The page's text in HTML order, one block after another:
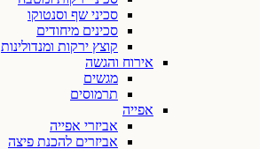
סכיני שף וסנטוקו
סכינים מיחודים
קוצץ ירקות ומנדולינות
אירוח והגשה
מגשים
תרמוסים
אפייה
אביזרי אפייה
אביזרים להכנת פיצה